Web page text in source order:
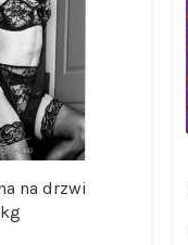
na drzwi